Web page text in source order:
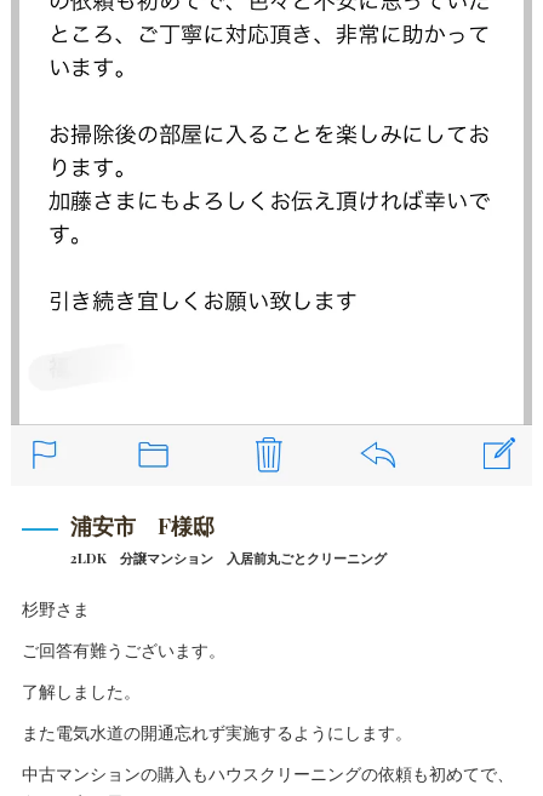
浦安市 F様邸
2LDK 分譲マンション 入居前丸ごとクリーニング
杉野さま
ご回答有難うございます。
了解しました。
また電気水道の開通忘れず実施するようにします。
中古マンションの購入もハウスクリーニングの依頼も初めてで、